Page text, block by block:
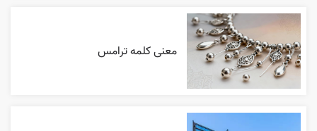
معنی کلمه ترامس